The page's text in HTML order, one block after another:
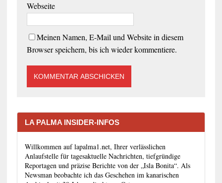
Webseite
Meinen Namen, E-Mail und Website in diesem
Browser speichern, bis ich wieder kommentiere.
LA PALMA INSIDER-INFOS
Willkommen auf lapalma1.net, Ihrer verlässlichen
Anlaufstelle für tagesaktuelle Nachrichten, tiefgründige
Reportagen und präzise Berichte von der „Isla Bonita“. Als
Newsman beobachte ich das Geschehen im kanarischen